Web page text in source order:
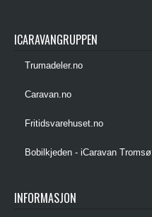
ICARAVANGRUPPEN
Trumadeler.no
Caravan.no
Fritidsvarehuset.no
Bobilkjeden - iCaravan Tromsø
INFORMASJON